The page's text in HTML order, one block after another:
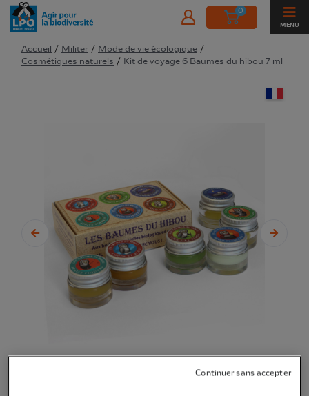
0
MENU
Accueil / Militer / Mode de vie écologique /
Cosmétiques naturels / Kit de voyage 6 Baumes du hibou 7 ml
Kit de voyage 6 Baumes du
Continuer sans accepter